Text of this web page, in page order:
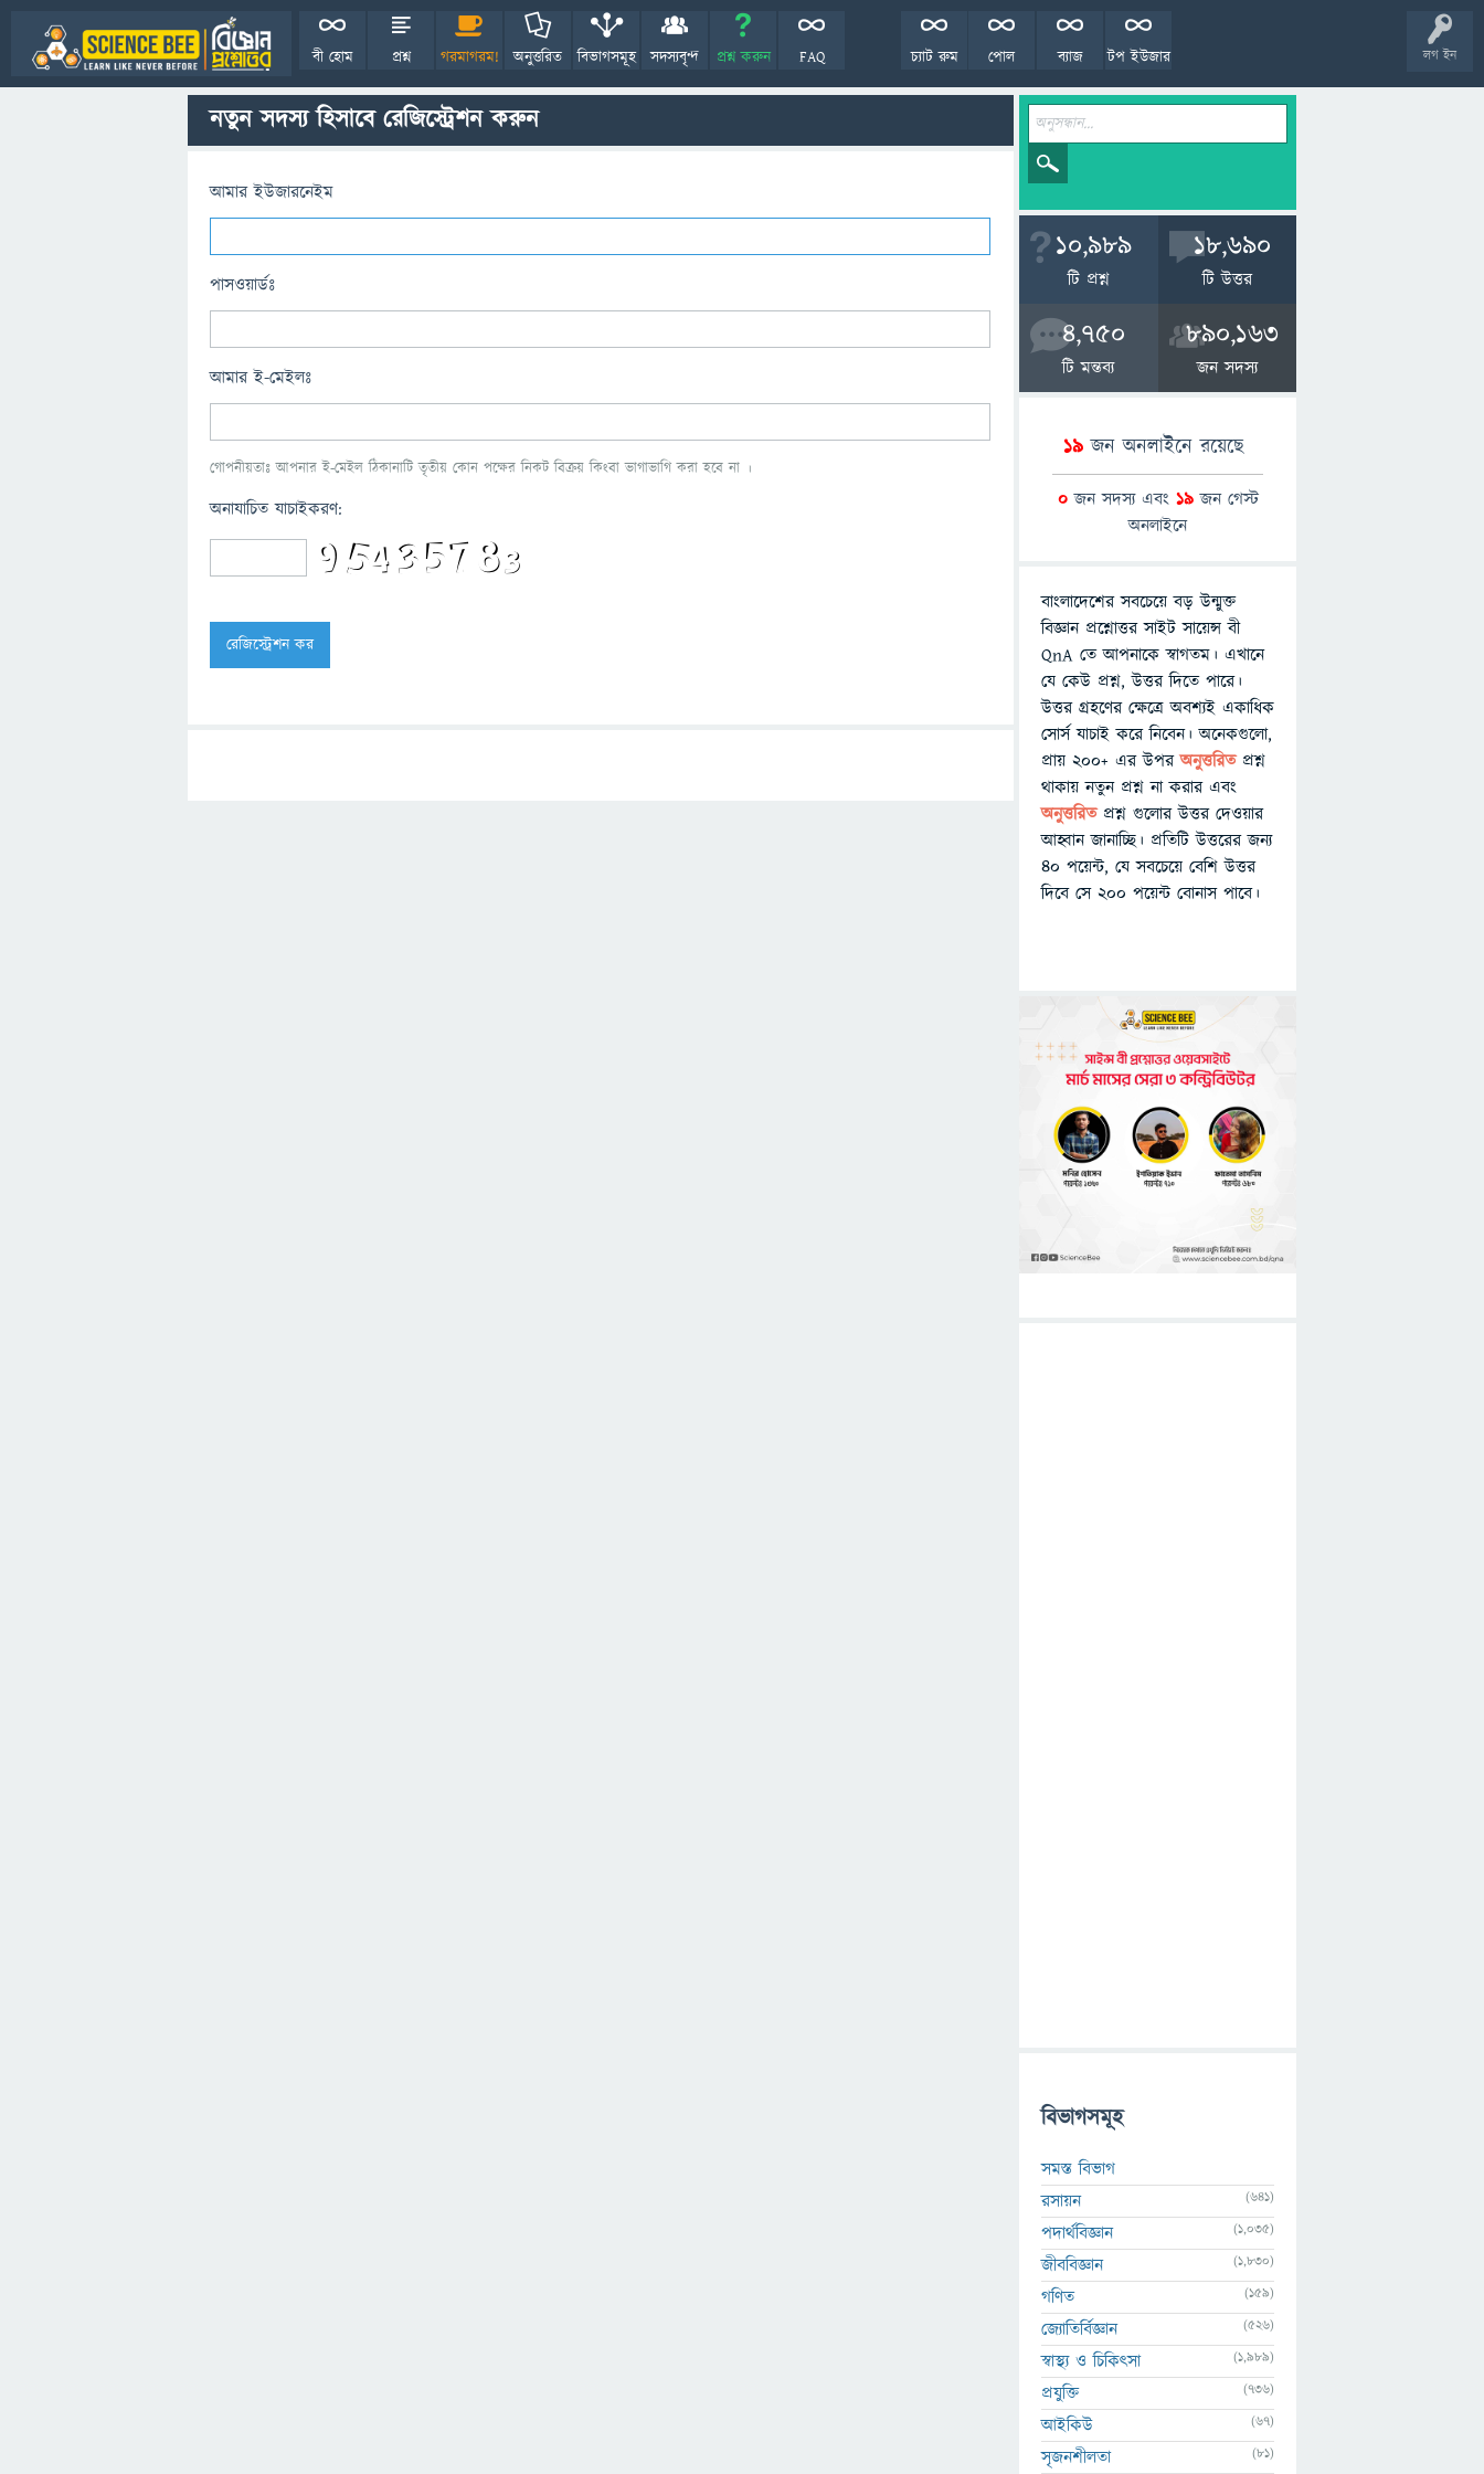
লগ ইন
বী হোম প্রশ্ন গরমাগরম! অনুত্তরিত বিভাগসমূহ সদস্যবৃন্দ প্রশ্ন করুন FAQ টপ ইউজার
ব্যাজ
পোল
চ্যাট রুম
নতুন সদস্য হিসাবে রেজিস্ট্রেশন করুন
আমার ইউজারনেইম
পাসওয়ার্ডঃ
আমার ই-মেইলঃ
গোপনীয়তাঃ আপনার ই-মেইল ঠিকানাটি তৃতীয় কোন পক্ষের নিকট বিক্রয় কিংবা ভাগাভাগি করা হবে না ।
অনাযাচিত যাচাইকরণ:
10,989
টি প্রশ্ন
18,690
টি উত্তর
4,750
টি মন্তব্য
890,163
জন সদস্য
19জন অনলাইনে রয়েছে
0জন সদস্য এবং 19জন গেস্ট
অনলাইনে
বাংলাদেশের সবচেয়ে বড় উন্মুক্ত
বিজ্ঞান প্রশ্নোত্তর সাইট সায়েন্স বী
QnA তে আপনাকে স্বাগতম। এখানে
যে কেউ প্রশ্ন, উত্তর দিতে পারে।
উত্তর গ্রহণের ক্ষেত্রে অবশ্যই একাধিক
সোর্স যাচাই করে নিবেন। অনেকগুলো,
প্রায় ২০০+ এর উপরঅনুত্তরিতপ্রশ্ন
থাকায় নতুন প্রশ্ন না করার এবং
অনুত্তরিত প্রশ্ন গুলোর উত্তর দেওয়ার
আহ্বান জানাচ্ছি। প্রতিটি উত্তরের জন্য
৪০ পয়েন্ট, যে সবচেয়ে বেশি উত্তর
দিবে সে ২০০ পয়েন্ট বোনাস পাবে।
বিভাগসমূহ
সমস্ত বিভাগ
রসায়ন
(641)
পদার্থবিজ্ঞান (1,035)
জীববিজ্ঞান (1,830)
গণিত (159)
জ্যোতির্বিজ্ঞান (526)
স্বাস্থ্য ও চিকিৎসা (1,989)
প্রযুক্তি (736)
আইকিউ (67)
সৃজনশীলতা (81)